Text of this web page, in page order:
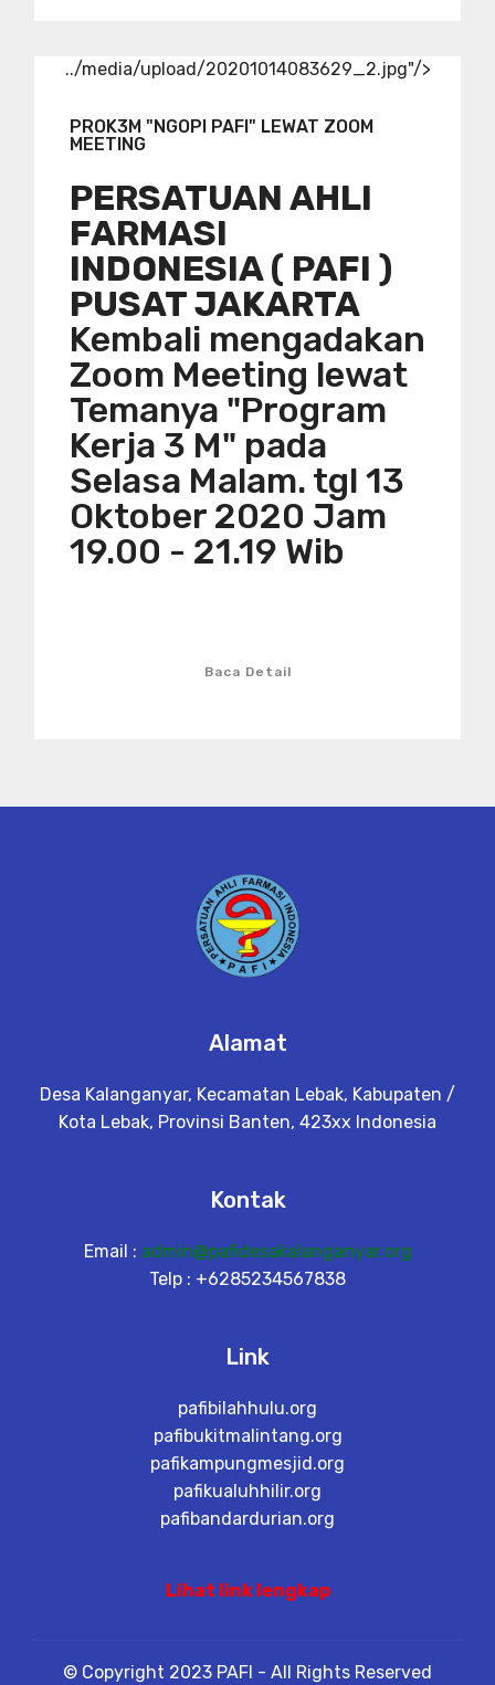
../media/upload/20201014083629_2.jpg"/>
PROK3M "NGOPI PAFI" LEWAT ZOOM
MEETING
PERSATUAN AHLI
FARMASI
INDONESIA ( PAFI )
PUSAT JAKARTA
Kembali mengadakan
Zoom Meeting lewat
Temanya "Program
Kerja 3 M" pada
Selasa Malam. tgl 13
Oktober 2020 Jam
19.00 - 21.19 Wib
Baca Detail
Alamat
Desa Kalanganyar, Kecamatan Lebak, Kabupaten /
Kota Lebak, Provinsi Banten, 423xx Indonesia
Kontak
Email : admin@pafidesakalanganyar.org
Telp : +6285234567838
Link
pafibilahhulu.org
pafibukitmalintang.org
pafikampungmesjid.org
pafikualuhhilir.org
pafibandardurian.org
Lihat link lengkap
© Copyright 2023 PAFI - All Rights Reserved